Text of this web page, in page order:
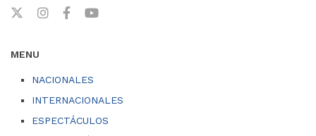
MENU
NACIONALES
INTERNACIONALES
ESPECTÁCULOS